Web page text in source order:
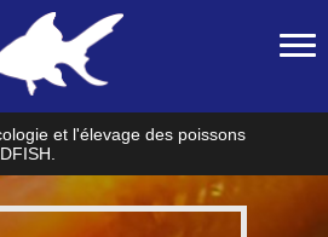
et l'élevage des poissons